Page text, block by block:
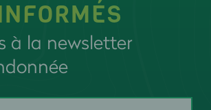
à la newsletter